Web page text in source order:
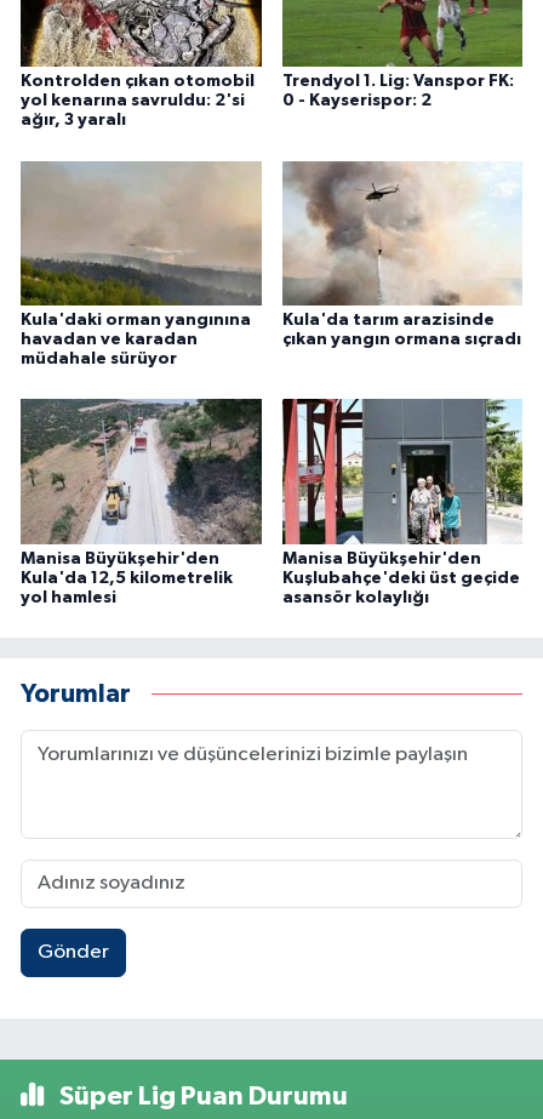
Kontrolden çıkan otomobil
yol kenarına savruldu: 2'si
ağır, 3 yaralı
Trendyol 1. Lig: Vanspor FK:
0 - Kayserispor: 2
Kula'daki orman yangınına
havadan ve karadan
müdahale sürüyor
Kula'da tarım arazisinde
çıkan yangın ormana sıçradı
Manisa Büyükşehir'den
Kula'da 12,5 kilometrelik
yol hamlesi
Manisa Büyükşehir'den
Kuşlubahçe'deki üst geçide
asansör kolaylığı
Yorumlar
Gönder
Süper Lig Puan Durumu